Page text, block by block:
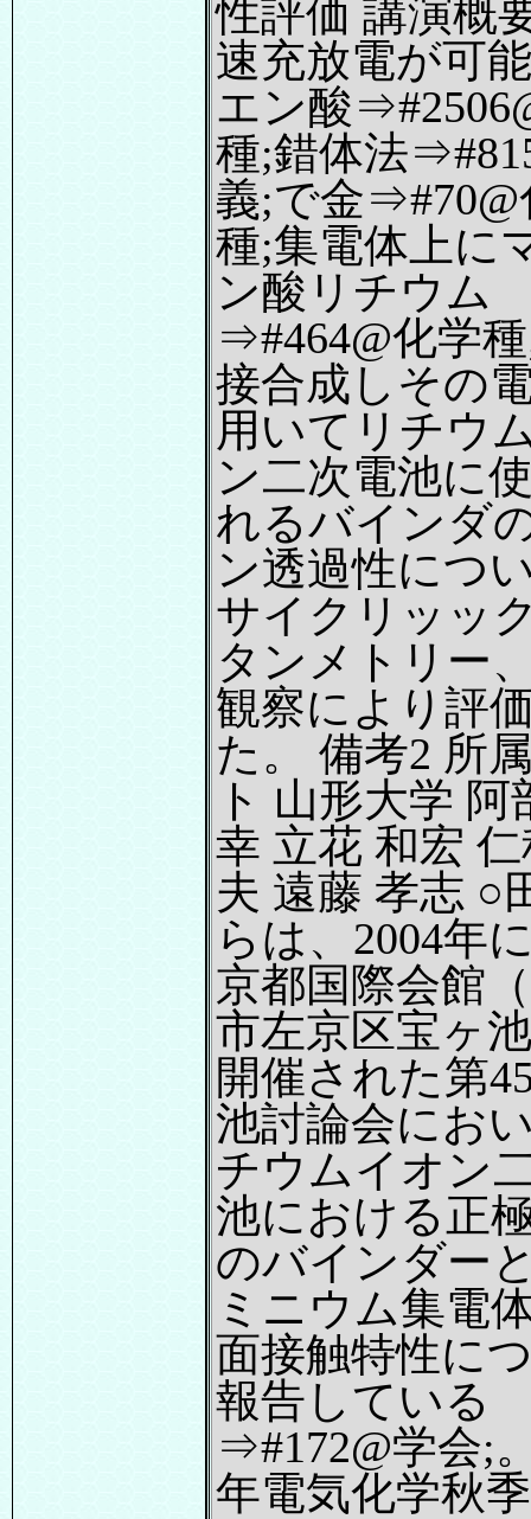
性評価 講演概
速充放電が可
エン酸
種;錯体法
義;で金⇒#70@
種;集電体上に
ン酸リチウム
⇒#464@化学
接合成しその
用いてリチウ
ン二次電池に
れるバインダ
ン透過性につ
サイクリッッ
タンメトリー
観察により評
た。 備考2 所
ト 山形大学 阿
幸 立花 和宏
夫 遠藤 孝志 ○
らは、2004年
京都国際会館
市左京区宝ヶ
開催された第
池討論会にお
チウムイオン
池における正
のバインダー
ミニウム集電
面接触特性に
報告している
⇒#172@学会;
年電気化学秋